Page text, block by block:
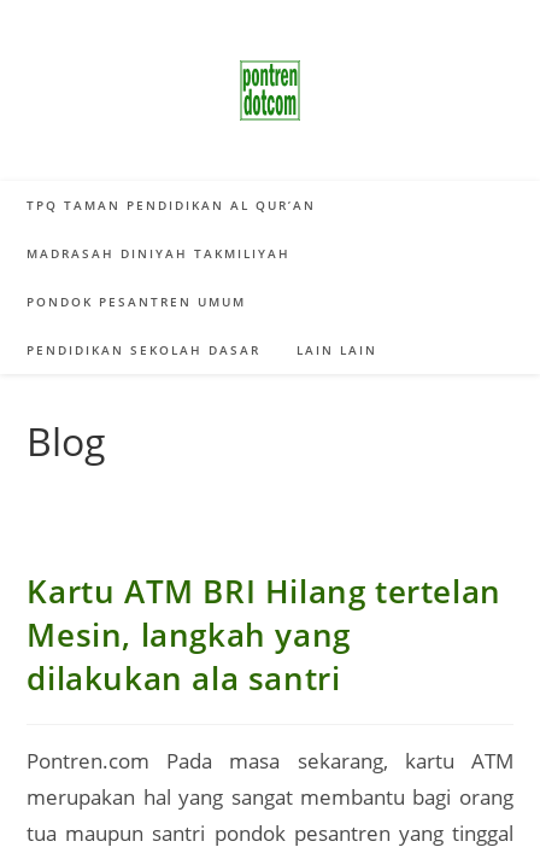
TPQ TAMAN PENDIDIKAN AL QUR’AN
MADRASAH DINIYAH TAKMILIYAH
PONDOK PESANTREN UMUM
PENDIDIKAN SEKOLAH DASAR LAIN LAIN
Blog
Kartu ATM BRI Hilang tertelan
Mesin, langkah yang
dilakukan ala santri
Pontren.com Pada masa sekarang, kartu ATM
merupakan hal yang sangat membantu bagi orang
tua maupun santri pondok pesantren yang tinggal